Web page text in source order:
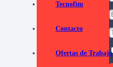
Tecnofim
Contacto
Ofertas de Trabajo